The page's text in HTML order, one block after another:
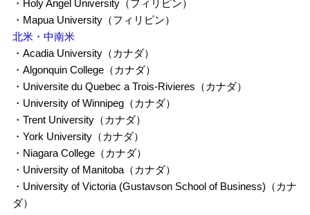
・Holy Angel University（フィリピン）
・Mapua University（フィリピン）
北米・中南米
・Acadia University（カナダ）
・Algonquin College（カナダ）
・Universite du Quebec a Trois-Rivieres（カナダ）
・University of Winnipeg（カナダ）
・Trent University（カナダ）
・York University（カナダ）
・Niagara College（カナダ）
・University of Manitoba（カナダ）
・University of Victoria (Gustavson School of Business)（カナ
ダ）